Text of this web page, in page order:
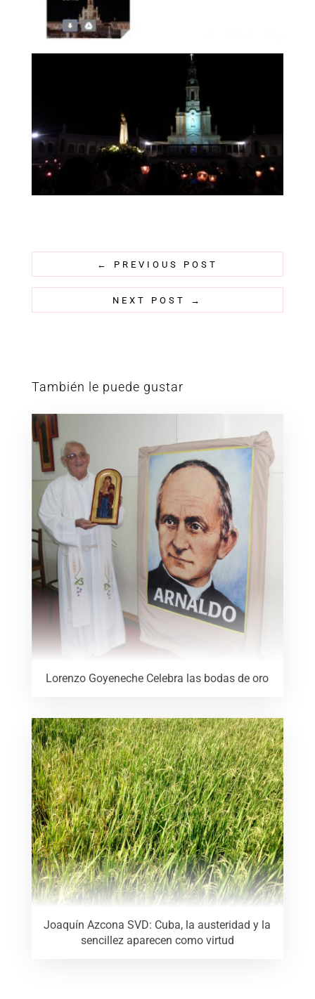
← PREVIOUS POST
NEXT POST →
También le puede gustar
Lorenzo Goyeneche Celebra las bodas de oro
Joaquín Azcona SVD: Cuba, la austeridad y la
sencillez aparecen como virtud